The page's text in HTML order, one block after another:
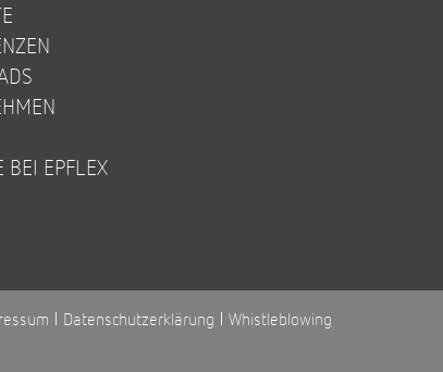
BEI EPFLEX
Datenschutzerklärung Whistleblowing